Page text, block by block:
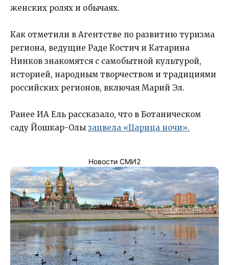
женских ролях и обычаях.
Как отметили в Агентстве по развитию туризма
региона, ведущие Раде Костич и Катарина
Нинков знакомятся с самобытной культурой,
историей, народным творчеством и традициями
российских регионов, включая Марий Эл.
Ранее ИА Ель рассказало, что в Ботаническом
саду Йошкар-Олы зацвела «Царица ночи».
Новости СМИ2